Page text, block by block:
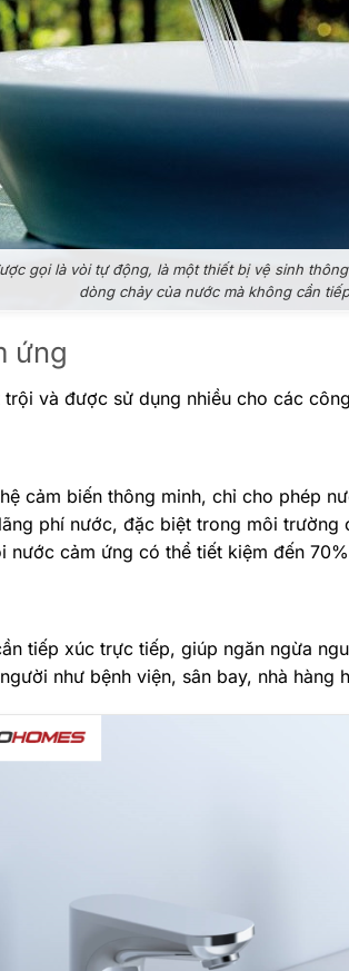
gọi là vòi tự động, là một thiết bị vệ sinh
dòng chảy của nước mà không cần
ứng
và được sử dụng nhiều cho các
cảm biến thông minh, chỉ cho phép
phí nước, đặc biệt trong môi
nước cảm ứng có thể tiết kiệm đến
tiếp xúc trực tiếp, giúp ngăn ngừa
như bệnh viện, sân bay, nhà hàng